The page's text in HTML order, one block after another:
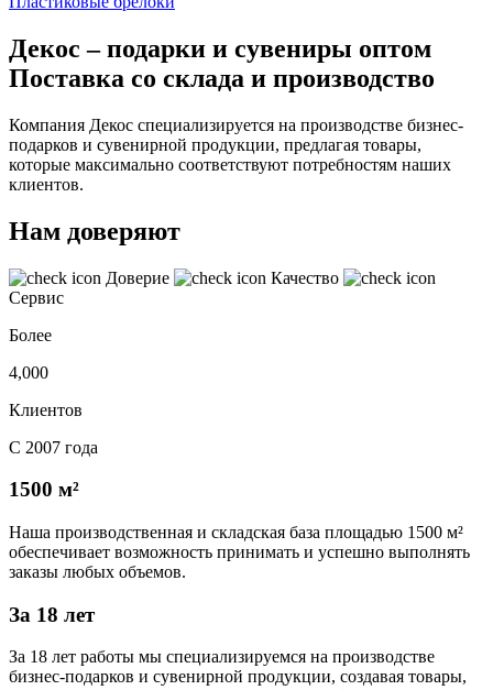
Декос – подарки и сувениры оптом
Поставка со склада и производство
Компания Декос специализируется на производстве бизнес-
подарков и сувенирной продукции, предлагая товары,
которые максимально соответствуют потребностям наших
клиентов.
Нам доверяют
Доверие
Качество
Сервис
Более
4,000
Клиентов
С 2007 года
1500 м²
Наша производственная и складская база площадью 1500 м²
обеспечивает возможность принимать и успешно выполнять
заказы любых объемов.
За 18 лет
За 18 лет работы мы специализируемся на производстве
бизнес-подарков и сувенирной продукции, создавая товары,